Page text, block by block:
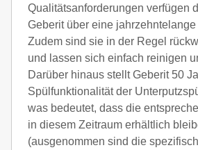
Qualitätsanforderungen verfügen
Geberit über eine
Zudem sind sie in der Regel
und lassen sich einfach reinigen
Darüber hinaus stellt Geberit 50
Spülfunktionalität der
was bedeutet, dass die
in diesem Zeitraum erhältlich
(ausgenommen sind die